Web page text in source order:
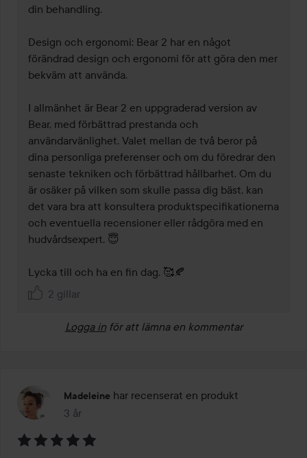
din behandling.
Design och ergonomi: Bear 2 har en något
förändrad design och ergonomi för att göra den mer
bekväm att använda.
I allmänhet är Bear 2 en uppgraderad version av
Bear, med förbättrad prestanda och
användarvänlighet. Valet mellan de två beror på
dina personliga preferenser och om du föredrar den
senaste tekniken och förbättrad hållbarhet. Om du
är osäker på vilken som skulle passa dig bäst, kan
det vara bra att konsultera produktspecifikationerna
och eventuella recensioner eller rådgöra med en
hudvårdsexpert. 😇
Lycka till och ha en fin dag. 🥰🍂
2 gillar
Logga in för att lämna en kommentar
Madeleine har recenserat en produkt
3 år
Inlägget skapades 3 år